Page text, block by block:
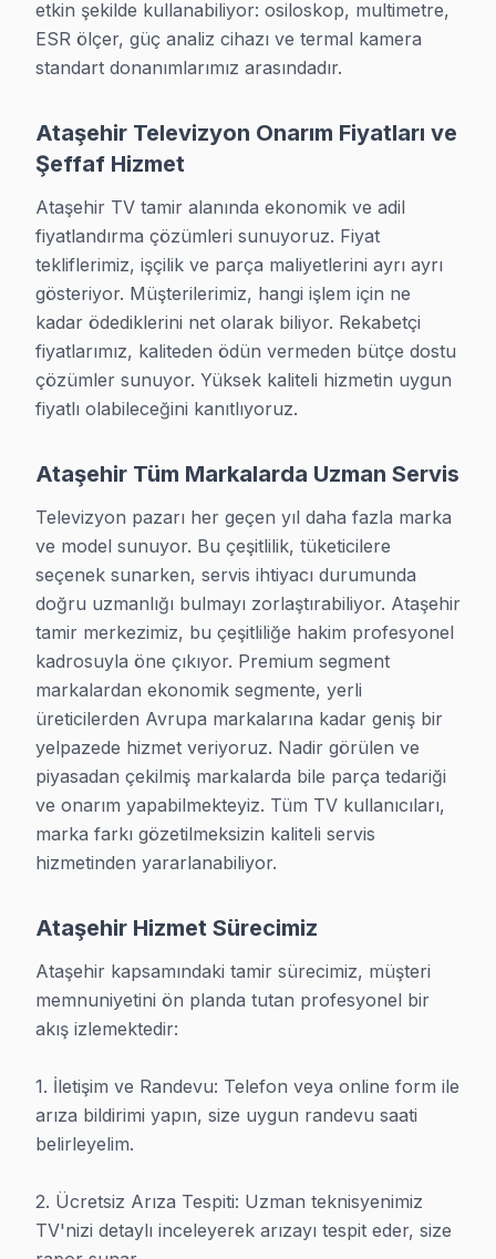
Ataşehir adresime ne zaman gelirsiniz?
Aynı gün randevu alabilirsiniz. Ataşehir bölgesine
Ataşehir TV Servisi — Yaz-Sonbahar
Yaz-Sonbahar mevsiminin getirdiği doğal aşınma
Altus TV tamir hizmetimizde güven sinyalleri
Uzun yaz tatilinden dönen evlerdeki TV'leri
Son güncelleme: 2026-07-01 · 2026-Q3
TV Televizyon Servis Rehberi – Ataşehir
Ataşehir'de TV TV sorununu çözmek istiyorsanız,
Şunu da belirtelim: Ataşehir mahallesindeki müşterilerimiz
Ataşehir servisimizde kullanılan tüm yedek parçalar
HDMI, USB ve ses bağlantı portu sorunları Ataşehir'da
Ataşehir'de TV cihazı arızalananlara hızlı çözüm:
Pratikte gözlemlediğimiz: Ataşehir'de tamir firması
Yıllar içinde Ataşehir genelinde edindiğimiz saha
Güç ışığı yanan ancak açılmayan TV vakalarında
Dikkate almanız gereken bir husus: Ataşehir'de tamir
Ataşehir bölgesinde TV arızası yaşıyorsanız, Ataşehir
Ataşehir bölgesindeki yüksek TV kullanım yoğunluğu,
bu yüzden, Görüntü donması ya da çizgili ekran belirtileri
Ataşehir servisimizde her onarımın sonunda TV belirli
Ataşehir'de mevcut arızanın kapsamını bilmek için
TV Tamir Maliyetleri – Ataşehir Bölgesi 2025
TV tamiri Ataşehir'de çözülmüştür. Aşağıdaki tablodaki fiyatlar
Arıza Türü Fiyat Aralığı Süre
etkin şekilde kullanabiliyor: osiloskop, multimetre,
ESR ölçer, güç analiz cihazı ve termal kamera
standart donanımlarımız arasındadır.
Ataşehir Televizyon Onarım Fiyatları ve
Şeffaf Hizmet
Ataşehir TV tamir alanında ekonomik ve adil
fiyatlandırma çözümleri sunuyoruz. Fiyat
tekliflerimiz, işçilik ve parça maliyetlerini ayrı ayrı
gösteriyor. Müşterilerimiz, hangi işlem için ne
kadar ödediklerini net olarak biliyor. Rekabetçi
fiyatlarımız, kaliteden ödün vermeden bütçe dostu
çözümler sunuyor. Yüksek kaliteli hizmetin uygun
fiyatlı olabileceğini kanıtlıyoruz.
Ataşehir Tüm Markalarda Uzman Servis
Televizyon pazarı her geçen yıl daha fazla marka
ve model sunuyor. Bu çeşitlilik, tüketicilere
seçenek sunarken, servis ihtiyacı durumunda
doğru uzmanlığı bulmayı zorlaştırabiliyor. Ataşehir
tamir merkezimiz, bu çeşitliliğe hakim profesyonel
kadrosuyla öne çıkıyor. Premium segment
markalardan ekonomik segmente, yerli
üreticilerden Avrupa markalarına kadar geniş bir
yelpazede hizmet veriyoruz. Nadir görülen ve
piyasadan çekilmiş markalarda bile parça tedariği
ve onarım yapabilmekteyiz. Tüm TV kullanıcıları,
marka farkı gözetilmeksizin kaliteli servis
hizmetinden yararlanabiliyor.
Ataşehir Hizmet Sürecimiz
Ataşehir kapsamındaki tamir sürecimiz, müşteri
memnuniyetini ön planda tutan profesyonel bir
akış izlemektedir:
1. İletişim ve Randevu: Telefon veya online form ile
arıza bildirimi yapın, size uygun randevu saati
belirleyelim.
2. Ücretsiz Arıza Tespiti: Uzman teknisyenimiz
TV'nizi detaylı inceleyerek arızayı tespit eder, size